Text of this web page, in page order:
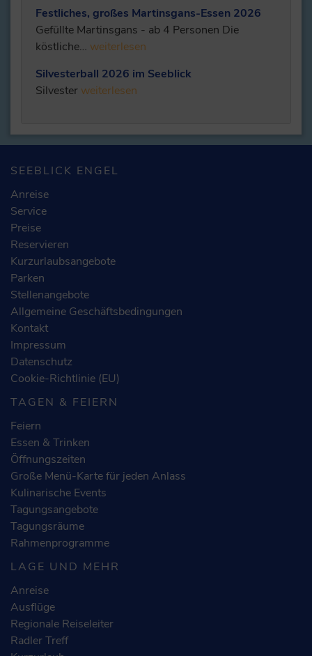
Festliches, großes Martinsgans-Essen 2026
Gefüllte Martinsgans - ab 4 Personen Die
köstliche… weiterlesen
Silvesterball 2026 im Seeblick
Silvester weiterlesen
SEEBLICK ENGEL
Anreise
Service
Preise
Reservieren
Kurzurlaubsangebote
Parken
Stellenangebote
Allgemeine Geschäftsbedingungen
Kontakt
Impressum
Datenschutz
Cookie-Richtlinie (EU)
TAGEN & FEIERN
Feiern
Essen & Trinken
Öffnungszeiten
Große Menü-Karte für jeden Anlass
Kulinarische Events
Tagungsangebote
Tagungsräume
Rahmenprogramme
LAGE UND MEHR
Anreise
Ausflüge
Regionale Reiseleiter
Radler Treff